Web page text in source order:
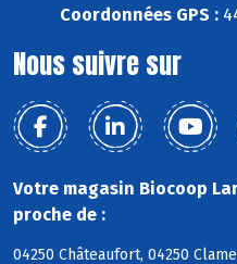
Coordonnées GPS :
Nous suivre sur
Votre magasin Biocoop
proche de :
04250 Châteaufort, 04250